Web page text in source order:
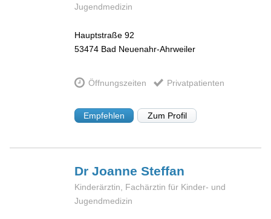
Jugendmedizin
Hauptstraße 92
53474 Bad Neuenahr-Ahrweiler
Öffnungszeiten Privatpatienten
Empfehlen Zum Profil
Dr JoanneSteffan
Kinderärztin, Fachärztin für Kinder- und
Jugendmedizin